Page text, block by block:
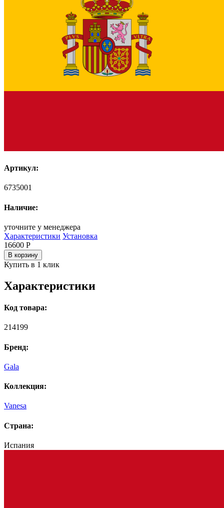
Артикул:
6735001
Наличие:
уточните у менеджера
Характеристики Установка
16600 Р
В корзину
Купить в 1 клик
Характеристики
Код товара:
214199
Бренд:
Gala
Коллекция:
Vanesa
Страна:
Испания